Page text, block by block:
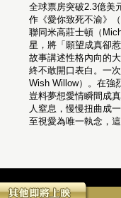
全球票房突破2.3億美
作《愛你致死不渝》
聯同米高莊士頓（
星，將「願望成真卻
故事講述性格內向的
終不敢開口表白。一
Wish Willow）。在強
豈料夢想愛情瞬間成
人窒息，慢慢扭曲成
至視愛為唯一執念，